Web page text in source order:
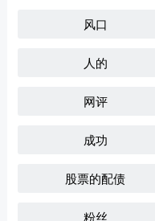
风口
人的
网评
成功
股票的配债
粉丝